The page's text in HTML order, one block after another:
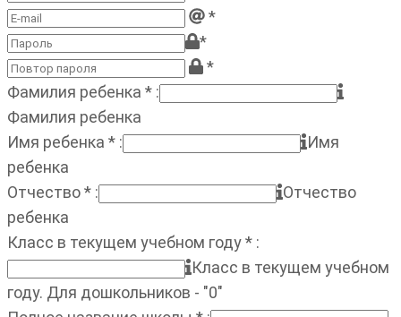
*
*
*
Фамилия ребенка * :
Фамилия ребенка
Имя ребенка * :
Имя
ребенка
Отчество* :
Отчество
ребенка
Класс в текущем учебном году* :
Класс в текущем учебном
году. Для дошкольников - "0"